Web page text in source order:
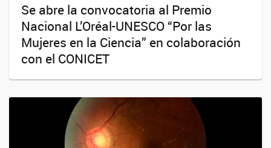
Se abre la convocatoria al Premio
Nacional L’Oréal-UNESCO “Por las
Mujeres en la Ciencia” en colaboración
con el CONICET